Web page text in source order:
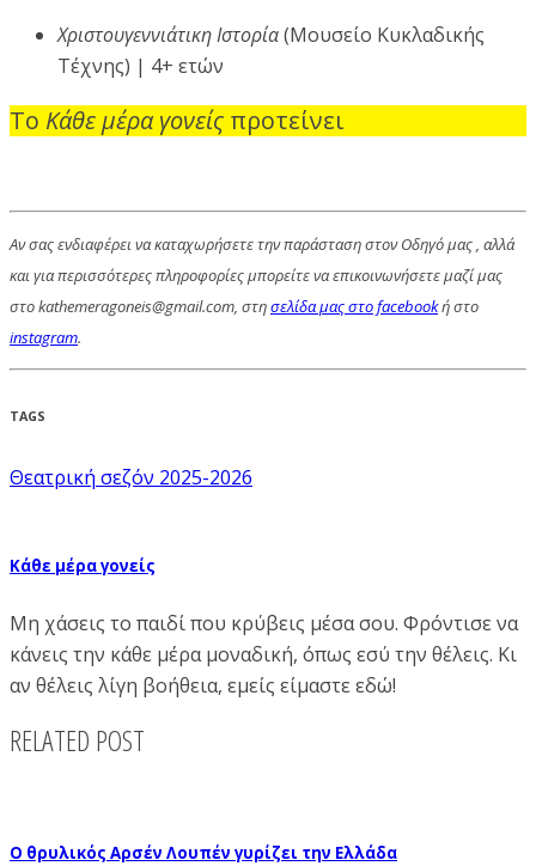
Χριστουγεννιάτικη Ιστορία(Μουσείο Κυκλαδικής
Τέχνης) | 4+ ετών
Το Κάθε μέρα γονείς προτείνει
Αν σας ενδιαφέρει να καταχωρήσετε την παράσταση στον Οδηγό μας , αλλά
και για περισσότερες πληροφορίες μπορείτε να επικοινωνήσετε μαζί μας
στο kathemeragoneis@gmail.com, στησελίδα μας στο facebookή στο
instagram.
TAGS
Θεατρική σεζόν 2025-2026
Κάθε μέρα γονείς
Μη χάσεις το παιδί που κρύβεις μέσα σου. Φρόντισε να
κάνεις την κάθε μέρα μοναδική, όπως εσύ την θέλεις. Κι
αν θέλεις λίγη βοήθεια, εμείς είμαστε εδώ!
RELATED POST
Ο θρυλικός Αρσέν Λουπέν γυρίζει την Ελλάδα